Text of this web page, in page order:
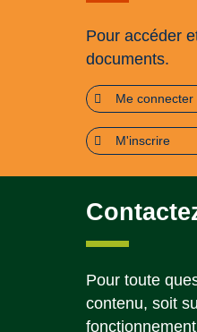
Pour accéder
documents.
Me connecter
M'inscrire
Pour toute
contenu, soit